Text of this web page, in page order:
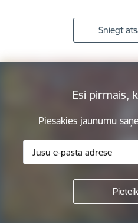
Sniegt
Esi pirmais,
Piesakies jaunumu